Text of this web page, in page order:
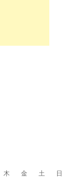
木 金 土
日